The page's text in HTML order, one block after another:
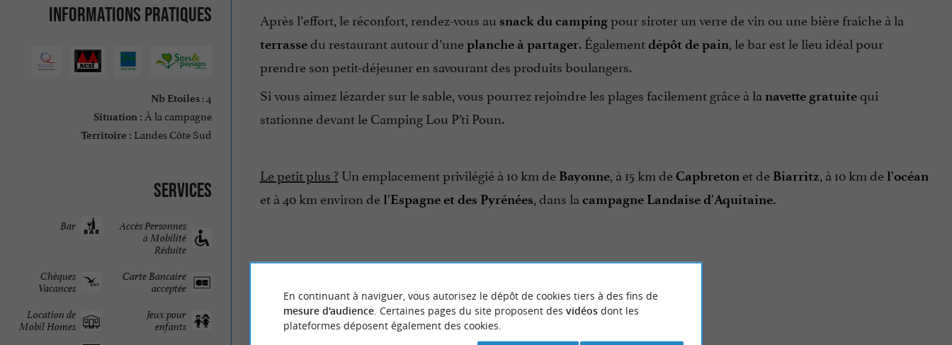
Informations pratiques
Nb Etoiles: 4
Situation : À la campagne
Territoire : Landes Côte Sud
Services
Accès Personnes
à Mobilité
Réduite
Bar
Carte Bancaire
acceptée
Chèques
Vacances
Jeux pour
enfants
Location de
Mobil Homes
Après l’effort, le réconfort, rendez-vous au snack du campingpour siroter un verre de vin ou une bière fraîche à la
terrassedu restaurant autour d’uneplanche à partager. Égalementdépôt de pain, le bar est le lieu idéal pour
prendre son petit-déjeuner en savourant des produits boulangers.
Si vous aimez lézarder sur le sable, vous pourrez rejoindre les plages facilement grâce à la navette gratuitequi
stationne devant le Camping Lou P’ti Poun.
Le petit plus ?Un emplacement privilégié à 10 km de Bayonne, à 15 km deCapbreton et de Biarritz, à 10 km del'océan
et à 40 km environ de l'Espagne et des Pyrénées, dans la campagne Landaise d'Aquitaine.
En continuant à naviguer, vous autorisez le dépôt de cookies tiers à des fins de
mesure d'audience. Certaines pages du site proposent des vidéosdont les
plateformes déposent également des cookies.